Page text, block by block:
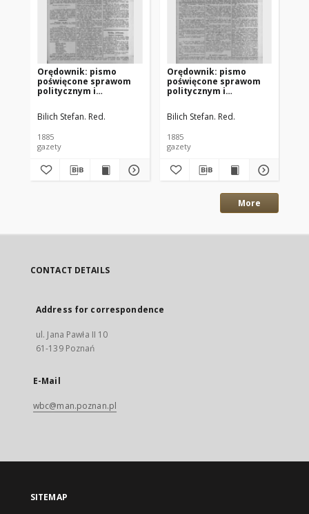
Orędownik: pismo
poświęcone sprawom
politycznym i
R.15 Nr285
Bilich Stefan. Red.
1885
gazety
Orędownik: pismo
poświęcone sprawom
politycznym i
R.15 Nr283
Bilich Stefan. Red.
1885
gazety
More
CONTACT DETAILS
Address for correspondence
ul. Jana Pawła II 10
61-139 Poznań
E-Mail
wbc@man.poznan.pl
SITEMAP